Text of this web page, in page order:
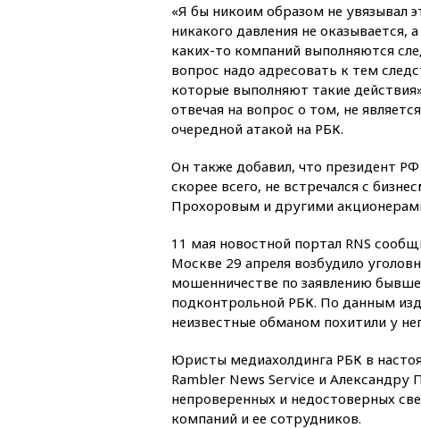
«Я бы никоим образом не увязывал
никакого давления не оказывается,
каких-то компаний выполняются
вопрос надо адресовать к тем
которые выполняют такие
отвечая на вопрос о том, не
очередной атакой на РБК.
Он также добавил, что президент
скорее всего, не встречался с
Прохоровым и другими
11 мая новостной портал RNS
Москве 29 апреля возбудило
мошенничестве по заявлению
подконтрольной РБК. По данным
неизвестные обманом похитили у
Юристы медиахолдинга РБК в
Rambler News Service и Александру
непроверенных и недостоверных
компаний и ее сотрудников.